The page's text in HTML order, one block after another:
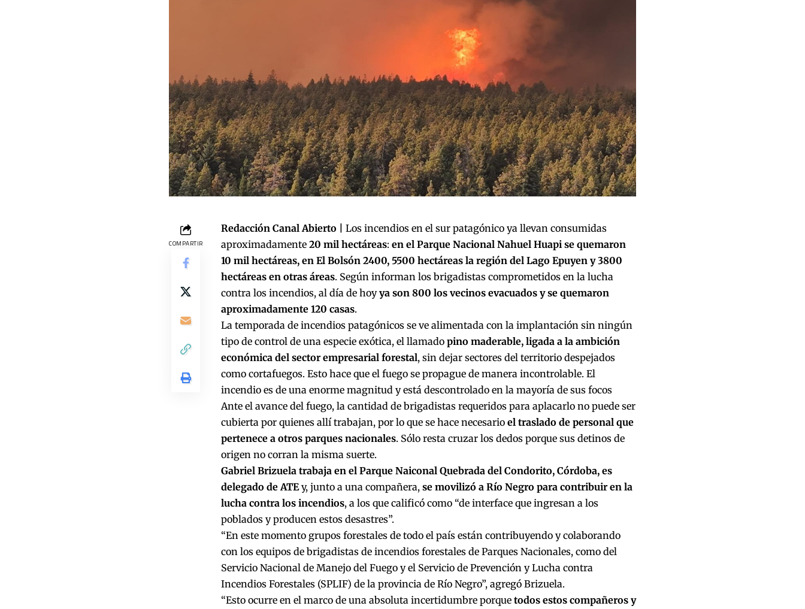
COMPARTIR
Redacción Canal Abierto | Los incendios en el sur patagónico ya llevan consumidas
aproximadamente 20 mil hectáreas: en el Parque Nacional Nahuel Huapi se quemaron
10 mil hectáreas, en El Bolsón 2400, 5500 hectáreas la región del Lago Epuyen y 3800
hectáreas en otras áreas. Según informan los brigadistas comprometidos en la lucha
contra los incendios, al día de hoyya son 800 los vecinos evacuados y se quemaron
aproximadamente 120 casas.
La temporada de incendios patagónicos se ve alimentada con la implantación sin ningún
tipo de control de una especie exótica, el llamado pino maderable, ligada a la ambición
económica del sector empresarial forestal, sin dejar sectores del territorio despejados
como cortafuegos. Esto hace que el fuego se propague de manera incontrolable. El
incendio es de una enorme magnitud y está descontrolado en la mayoría de sus focos
Ante el avance del fuego, la cantidad de brigadistas requeridos para aplacarlo no puede ser
cubierta por quienes allí trabajan, por lo que se hace necesario el traslado de personal que
pertenece a otros parques nacionales. Sólo resta cruzar los dedos porque sus detinos de
origen no corran la misma suerte.
Gabriel Brizuela trabaja en el Parque Naiconal Quebrada del Condorito, Córdoba, es
delegado de ATEy, junto a una compañera, se movilizó a Río Negro para contribuir en la
lucha contra los incendios, a los que calificó como “de interface que ingresan a los
poblados y producen estos desastres”.
“En este momento grupos forestales de todo el país están contribuyendo y colaborando
con los equipos de brigadistas de incendios forestales de Parques Nacionales, como del
Servicio Nacional de Manejo del Fuego y el Servicio de Prevención y Lucha contra
Incendios Forestales (SPLIF) de la provincia de Río Negro”, agregó Brizuela.
“Esto ocurre en el marco de una absoluta incertidumbre porque todos estos compañeros y